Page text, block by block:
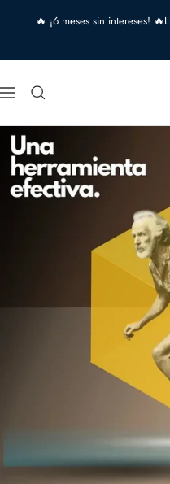
🔥 ¡6 meses sin intereses!
Navigación